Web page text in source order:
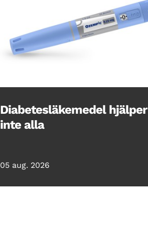
Diabetesläkemedel hjälper
inte alla
05 aug. 2026